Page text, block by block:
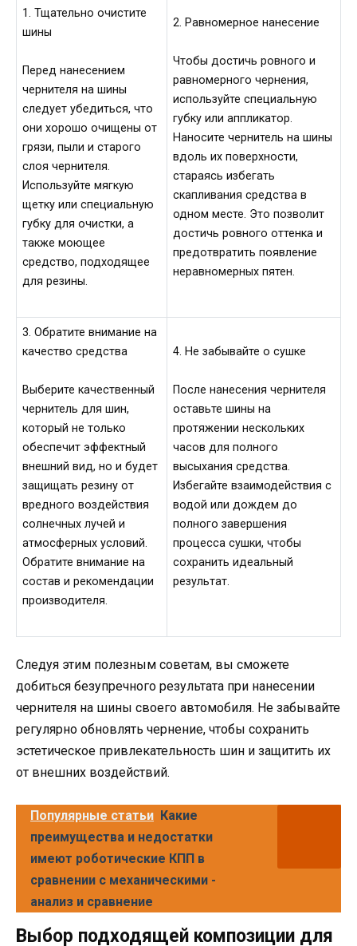
1. Тщательно очистите
шины
Перед нанесением
чернителя на шины
следует убедиться, что
они хорошо очищены от
грязи, пыли и старого
слоя чернителя.
Используйте мягкую
щетку или специальную
губку для очистки, а
также моющее
средство, подходящее
для резины.
2. Равномерное нанесение
Чтобы достичь ровного и
равномерного чернения,
используйте специальную
губку или аппликатор.
Наносите чернитель на шины
вдоль их поверхности,
стараясь избегать
скапливания средства в
одном месте. Это позволит
достичь ровного оттенка и
предотвратить появление
неравномерных пятен.
3. Обратите внимание на
качество средства
Выберите качественный
чернитель для шин,
который не только
обеспечит эффектный
внешний вид, но и будет
защищать резину от
вредного воздействия
солнечных лучей и
атмосферных условий.
Обратите внимание на
состав и рекомендации
производителя.
4. Не забывайте о сушке
После нанесения чернителя
оставьте шины на
протяжении нескольких
часов для полного
высыхания средства.
Избегайте взаимодействия с
водой или дождем до
полного завершения
процесса сушки, чтобы
сохранить идеальный
результат.
Следуя этим полезным советам, вы сможете
добиться безупречного результата при нанесении
чернителя на шины своего автомобиля. Не забывайте
регулярно обновлять чернение, чтобы сохранить
эстетическое привлекательность шин и защитить их
от внешних воздействий.
Популярные статьи Какие
преимущества и недостатки
имеют роботические КПП в
сравнении с механическими -
анализ и сравнение
Выбор подходящей композиции для